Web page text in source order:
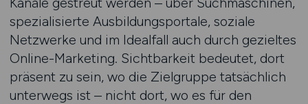
spezialisierte Ausbildungsportale, soziale
Netzwerke und im Idealfall auch durch gezieltes
Online-Marketing. Sichtbarkeit bedeutet, dort
präsent zu sein, wo die Zielgruppe tatsächlich
unterwegs ist – nicht dort, wo es für den